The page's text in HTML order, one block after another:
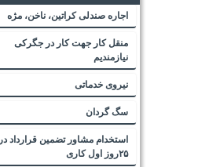
اجاره صندلی کراتین، ناخن، مژه
منقل کار جهت کار در جگرکی
نیازمندیم
نیروی خدماتی
سگ گردان
استخدام مشاور تضمین قرارداد در
۲۵روز اول کاری